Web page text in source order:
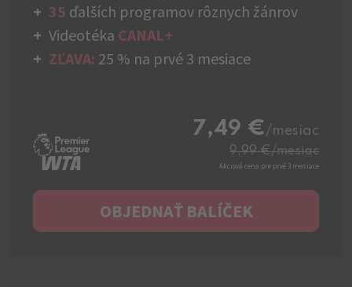
35 ďalších programov rôznych žánrov
Videotéka CANAL+
ZĽAVA: 25 % na prvé 3 mesiace
7,49 €/mesiac
9,99 €/mesiac
Akciová cena pre prvé 3 mesiace
OBJEDNAŤ BALÍČEK